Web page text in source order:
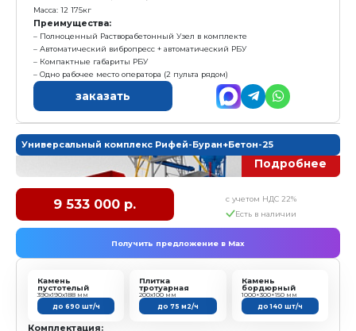
Характеристика:
Размер формовочного поля: 1000х500 мм
Размер технологического поддона: 1150х600х40 мм
Высота формуемых изделий: 30...250 мм
Установленная мощность: 70,75 кВт
Масса: 13 020кг
Преимущества:
Автоматический вибропресс + автоматический
Одно рабочее место оператора (2 пульта рядом)
Высокая рентабельность
Низкие затраты на организацию производства
Эффективное использование цеха и
Гибкость и возможность масштабирования
Простота эксплуатации и обучения персонала